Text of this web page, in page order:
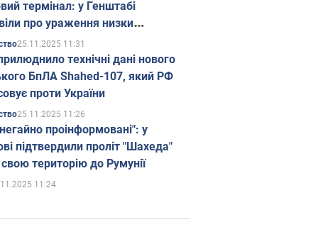
термінал: у Генштабі
про ураження низки
об'єктів Росії
25.11.2025 11:31
технічні дані нового
БпЛА Shahed-107, який РФ
проти України
25.11.2025 11:26
проінформовані": у
підтвердили проліт "Шахеда"
територію до Румунії
11:24